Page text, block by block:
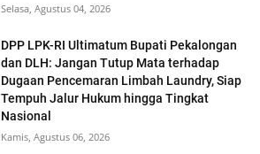
Selasa, Agustus 04, 2026
DPP LPK-RI Ultimatum Bupati Pekalongan
dan DLH: Jangan Tutup Mata terhadap
Dugaan Pencemaran Limbah Laundry, Siap
Tempuh Jalur Hukum hingga Tingkat
Nasional
Kamis, Agustus 06, 2026